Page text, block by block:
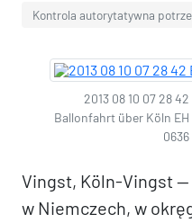
Kontrola autorytatywna
2013 08 10 07 28 42
Ballonfahrt über Köln EH
0636
Vingst, Köln-Vingst
w Niemczech, w